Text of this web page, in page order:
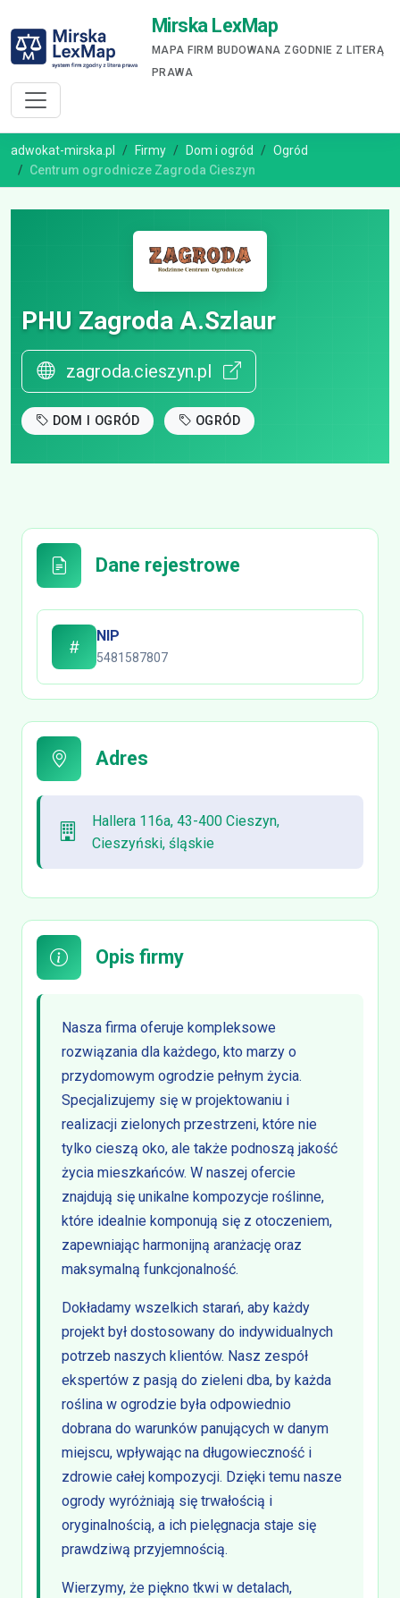
Mirska LexMap
MAPA FIRM BUDOWANA ZGODNIE Z LITERĄ
PRAWA
adwokat-mirska.pl Firmy Dom i ogród
Ogród
Centrum ogrodnicze Zagroda Cieszyn
PHU Zagroda A.Szlaur
zagroda.cieszyn.pl
DOM I OGRÓD OGRÓD
Dane rejestrowe
NIP
5481587807
Adres
Hallera 116a, 43-400 Cieszyn,
Cieszyński, śląskie
Opis firmy
Nasza firma oferuje kompleksowe
rozwiązania dla każdego, kto marzy o
przydomowym ogrodzie pełnym życia.
Specjalizujemy się w projektowaniu i
realizacji zielonych przestrzeni, które nie
tylko cieszą oko, ale także podnoszą jakość
życia mieszkańców. W naszej ofercie
znajdują się unikalne kompozycje roślinne,
które idealnie komponują się z otoczeniem,
zapewniając harmonijną aranżację oraz
maksymalną funkcjonalność.
Dokładamy wszelkich starań, aby każdy
projekt był dostosowany do indywidualnych
potrzeb naszych klientów. Nasz zespół
ekspertów z pasją do zieleni dba, by każda
roślina w ogrodzie była odpowiednio
dobrana do warunków panujących w danym
miejscu, wpływając na długowieczność i
zdrowie całej kompozycji. Dzięki temu nasze
ogrody wyróżniają się trwałością i
oryginalnością, a ich pielęgnacja staje się
prawdziwą przyjemnością.
Wierzymy, że piękno tkwi w detalach,